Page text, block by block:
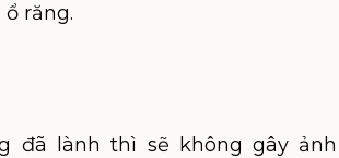
răng.
đã lành thì sẽ không gây ảnh